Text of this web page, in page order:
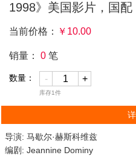
1998》美国影片，国配
当前价格： ￥ 10.00
销量： 0 笔
数量： - +
库存1件
导演: 马歇尔·赫斯科维兹
编剧: Jeannine Dominy